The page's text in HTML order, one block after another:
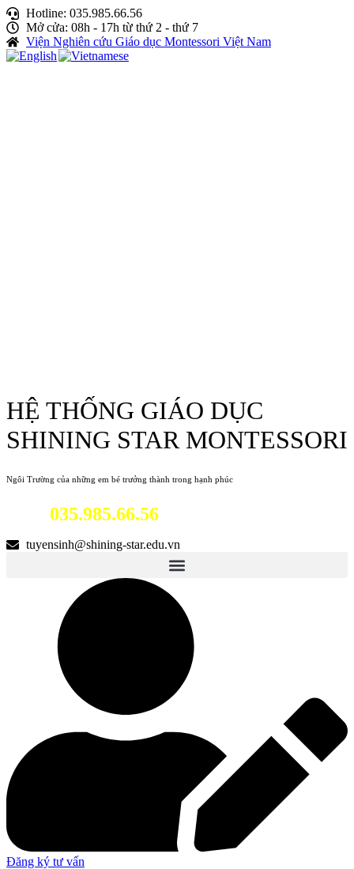
Hotline: 035.985.66.56
Mở cửa: 08h - 17h từ thứ 2 - thứ 7
Viện Nghiên cứu Giáo dục Montessori Việt Nam
HỆ THỐNG GIÁO DỤC
SHINING STAR MONTESSORI
Ngôi Trường của những em bé trưởng thành trong hạnh phúc
035.985.66.56
tuyensinh@shining-star.edu.vn
Đăng ký tư vấn